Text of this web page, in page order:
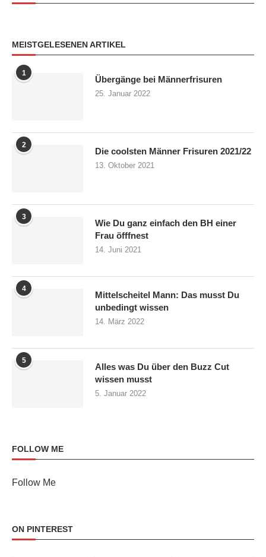
MEISTGELESENEN ARTIKEL
1
Übergänge bei Männerfrisuren
25. Januar 2022
2
Die coolsten Männer Frisuren 2021/22
13. Oktober 2021
3
Wie Du ganz einfach den BH einer
Frau öfffnest
14. Juni 2021
4
Mittelscheitel Mann: Das musst Du
unbedingt wissen
14. März 2022
5
Alles was Du über den Buzz Cut
wissen musst
5. Januar 2022
FOLLOW ME
Follow Me
ON PINTEREST